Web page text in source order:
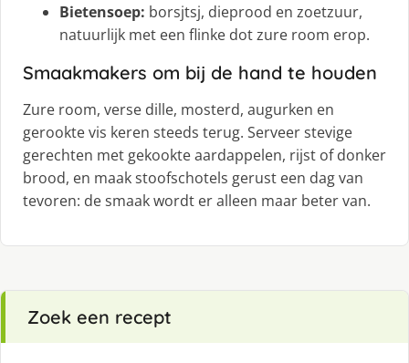
Bietensoep: borsjtsj, dieprood en zoetzuur,
natuurlijk met een flinke dot zure room erop.
Smaakmakers om bij de hand te houden
Zure room, verse dille, mosterd, augurken en
gerookte vis keren steeds terug. Serveer stevige
gerechten met gekookte aardappelen, rijst of donker
brood, en maak stoofschotels gerust een dag van
tevoren: de smaak wordt er alleen maar beter van.
Zoek een recept